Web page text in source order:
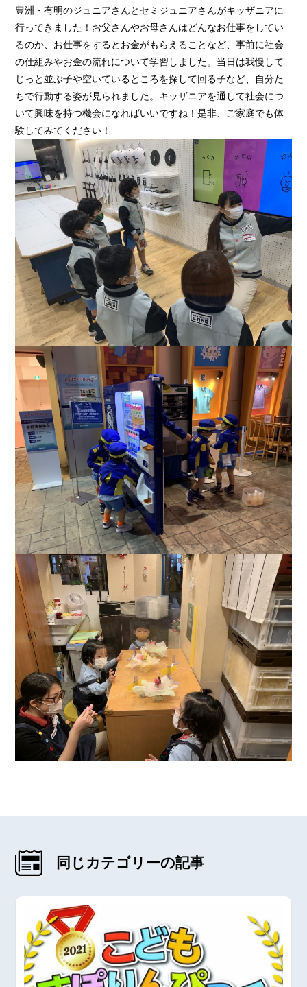
豊洲・有明のジュニアさんとセミジュニアさんがキッザニアに
行ってきました！お父さんやお母さんはどんなお仕事をしてい
るのか、お仕事をするとお金がもらえることなど、事前に社会
の仕組みやお金の流れについて学習しました。当日は我慢して
じっと並ぶ子や空いているところを探して回る子など、自分た
ちで行動する姿が見られました。キッザニアを通して社会につ
いて興味を持つ機会になればいいですね！是非、ご家庭でも体
験してみてください！
同じカテゴリーの記事